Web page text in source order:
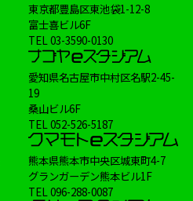
東京都豊島区東池袋1-12-8
富士喜ビル6F
TEL03-3590-0130
愛知県名古屋市中村区名駅2-45-
19
桑山ビル6F
TEL052-526-5187
熊本県熊本市中央区城東町4-7
グランガーデン熊本ビル1F
TEL096-288-0087